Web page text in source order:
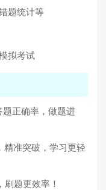
题统计等
拟考试
正确率，做题进
精准突破，学习更轻
题更效率！